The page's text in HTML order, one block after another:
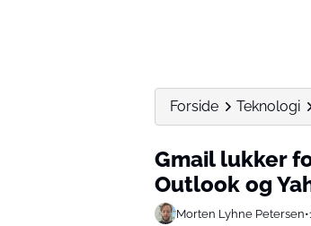
Forside Teknologi
Gmail lukker
Outlook og
Morten Lyhne Petersen•